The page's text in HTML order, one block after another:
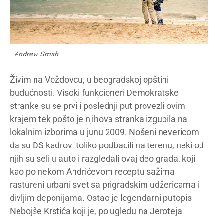
Andrew Smith
Živim na Voždovcu, u beogradskoj opštini
budućnosti. Visoki funkcioneri Demokratske
stranke su se prvi i poslednji put provezli ovim
krajem tek pošto je njihova stranka izgubila na
lokalnim izborima u junu 2009. Nošeni nevericom
da su DS kadrovi toliko podbacili na terenu, neki od
njih su seli u auto i razgledali ovaj deo grada, koji
kao po nekom Andrićevom receptu sažima
rastureni urbani svet sa prigradskim udžericama i
divljim deponijama. Ostao je legendarni putopis
Nebojše Krstića koji je, po ugledu na Jeroteja